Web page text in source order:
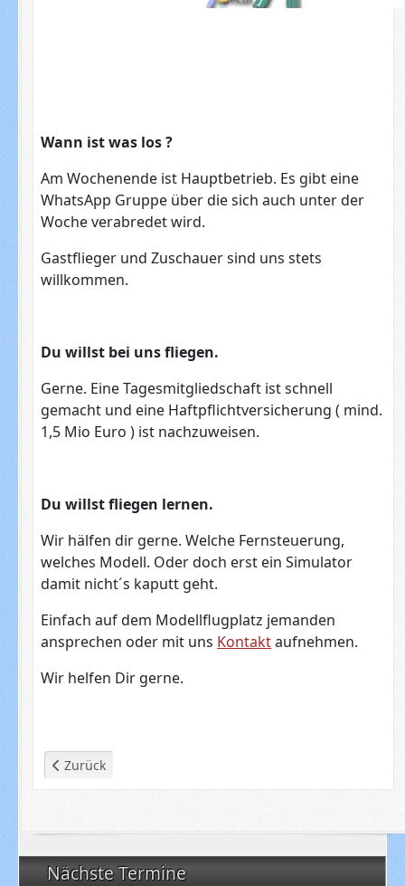
Nächste Termine
Wann ist was los ?
Am Wochenende ist Hauptbetrieb. Es gibt eine
WhatsApp Gruppe über die sich auch unter der
Woche verabredet wird.
Gastflieger und Zuschauer sind uns stets
willkommen.
Du willst bei uns fliegen.
Gerne. Eine Tagesmitgliedschaft ist schnell
gemacht und eine Haftpflichtversicherung ( mind.
1,5 Mio Euro ) ist nachzuweisen.
Du willst fliegen lernen.
Wir hälfen dir gerne. Welche Fernsteuerung,
welches Modell. Oder doch erst ein Simulator
damit nicht´s kaputt geht.
Einfach auf dem Modellflugplatz jemanden
ansprechen oder mit uns Kontaktaufnehmen.
Wir helfen Dir gerne.
Vorheriger Beitrag: Wir stellen uns vor
Zurück